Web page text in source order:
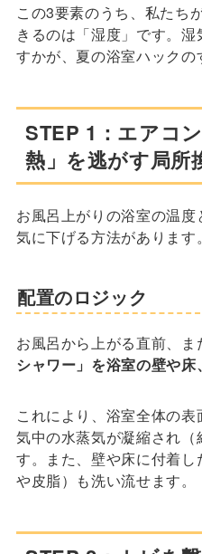
この3要素のうち、私たち
きるのは「湿度」です。
すかが、夏の浴室ハックの
STEP 1：エアコ
熱」を逃がす局所
お風呂上がりの浴室の温
気に下げる方法があります。
配置のロジック
お風呂から上がる直前、
シャワー」を浴室の壁や
これにより、浴室全体の
気中の水蒸気が凝縮され（
す。また、壁や床に付着
や皮脂）も洗い流せます。